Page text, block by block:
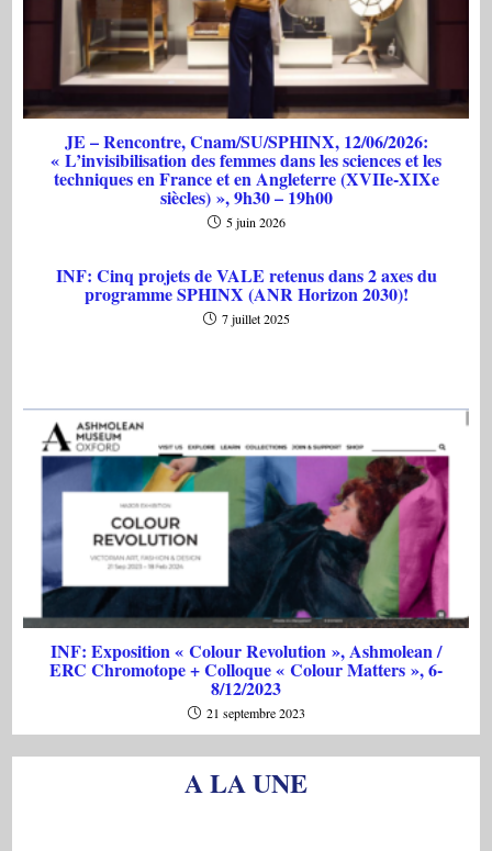
JE – Rencontre, Cnam/SU/SPHINX, 12/06/2026:
« L’invisibilisation des femmes dans les sciences et les
techniques en France et en Angleterre (XVIIe-XIXe
siècles) », 9h30 – 19h00
5 juin 2026
INF: Cinq projets de VALE retenus dans 2 axes du
programme SPHINX (ANR Horizon 2030)!
7 juillet 2025
INF: Exposition « Colour Revolution », Ashmolean /
ERC Chromotope + Colloque « Colour Matters », 6-
8/12/2023
21 septembre 2023
A LA UNE